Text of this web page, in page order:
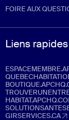
FOIRE AUX
Liens rapides
quebechabitation.ca
boutique.apchq.com
habitat.apchq.com
GIRSERVICES.CA